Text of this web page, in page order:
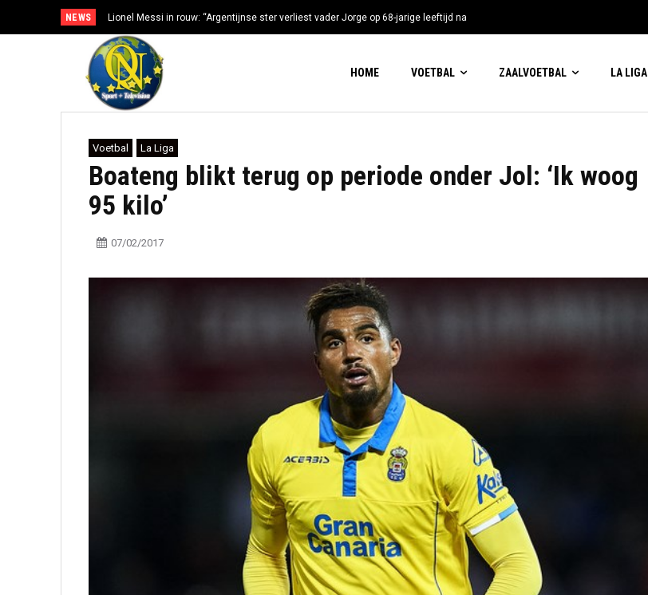
NEWS
Lionel Messi in rouw: “Argentijnse ster verliest vader Jorge op 68-jarige leeftijd na
gezondheidsproblemen”
HOME VOETBAL ZAALVOETBAL LA LIGA
Voetbal La Liga
Boateng blikt terug op periode onder Jol: ‘Ik woog
95 kilo’
07/02/2017